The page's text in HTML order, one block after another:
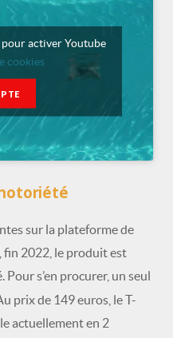
pour activer Youtube
cookies
sur la plateforme de
2022, le produit est
s’en procurer, un seul
prix de 149 euros, le T-
actuellement en 2